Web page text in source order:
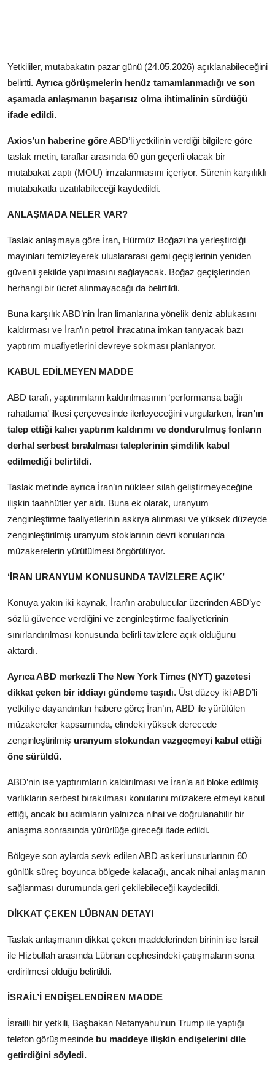
Yetkililer, mutabakatın pazar günü (24.05.2026) açıklanabileceğini
belirtti. Ayrıca görüşmelerin henüz tamamlanmadığı ve son
aşamada anlaşmanın başarısız olma ihtimalinin sürdüğü
ifade edildi.
Axios’un haberine göreABD’li yetkilinin verdiği bilgilere göre
taslak metin, taraflar arasında 60 gün geçerli olacak bir
mutabakat zaptı (MOU) imzalanmasını içeriyor. Sürenin karşılıklı
mutabakatla uzatılabileceği kaydedildi.
ANLAŞMADA NELER VAR?
Taslak anlaşmaya göre İran, Hürmüz Boğazı’na yerleştirdiği
mayınları temizleyerek uluslararası gemi geçişlerinin yeniden
güvenli şekilde yapılmasını sağlayacak. Boğaz geçişlerinden
herhangi bir ücret alınmayacağı da belirtildi.
Buna karşılık ABD’nin İran limanlarına yönelik deniz ablukasını
kaldırması ve İran’ın petrol ihracatına imkan tanıyacak bazı
yaptırım muafiyetlerini devreye sokması planlanıyor.
KABUL EDİLMEYEN MADDE
ABD tarafı, yaptırımların kaldırılmasının ‘performansa bağlı
rahatlama’ ilkesi çerçevesinde ilerleyeceğini vurgularken, İran’ın
talep ettiği kalıcı yaptırım kaldırımı ve dondurulmuş fonların
derhal serbest bırakılması taleplerinin şimdilik kabul
edilmediği belirtildi.
Taslak metinde ayrıca İran’ın nükleer silah geliştirmeyeceğine
ilişkin taahhütler yer aldı. Buna ek olarak, uranyum
zenginleştirme faaliyetlerinin askıya alınması ve yüksek düzeyde
zenginleştirilmiş uranyum stoklarının devri konularında
müzakerelerin yürütülmesi öngörülüyor.
‘İRAN URANYUM KONUSUNDA TAVİZLERE AÇIK’
Konuya yakın iki kaynak, İran’ın arabulucular üzerinden ABD’ye
sözlü güvence verdiğini ve zenginleştirme faaliyetlerinin
sınırlandırılması konusunda belirli tavizlere açık olduğunu
aktardı.
Ayrıca ABD merkezli The New York Times (NYT) gazetesi
dikkat çeken bir iddiayı gündeme taşıdı. Üst düzey iki ABD’li
yetkiliye dayandırılan habere göre; İran’ın, ABD ile yürütülen
müzakereler kapsamında, elindeki yüksek derecede
zenginleştirilmiş uranyum stokundan vazgeçmeyi kabul ettiği
öne sürüldü.
ABD’nin ise yaptırımların kaldırılması ve İran’a ait bloke edilmiş
varlıkların serbest bırakılması konularını müzakere etmeyi kabul
ettiği, ancak bu adımların yalnızca nihai ve doğrulanabilir bir
anlaşma sonrasında yürürlüğe gireceği ifade edildi.
Bölgeye son aylarda sevk edilen ABD askeri unsurlarının 60
günlük süreç boyunca bölgede kalacağı, ancak nihai anlaşmanın
sağlanması durumunda geri çekilebileceği kaydedildi.
DİKKAT ÇEKEN LÜBNAN DETAYI
Taslak anlaşmanın dikkat çeken maddelerinden birinin ise İsrail
ile Hizbullah arasında Lübnan cephesindeki çatışmaların sona
erdirilmesi olduğu belirtildi.
İSRAİL’İ ENDİŞELENDİREN MADDE
İsrailli bir yetkili, Başbakan Netanyahu’nun Trump ile yaptığı
telefon görüşmesinde bu maddeye ilişkin endişelerini dile
getirdiğini söyledi.